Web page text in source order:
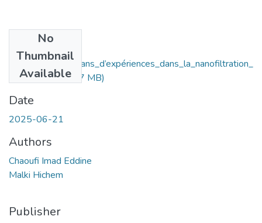
No
Thumbnail
Available
Approche_des_plans_d’expériences_dans_la_nanofiltration_
des_ions.pdf(2.17 MB)
Date
2025-06-21
Authors
Chaoufi Imad Eddine
Malki Hichem
Publisher